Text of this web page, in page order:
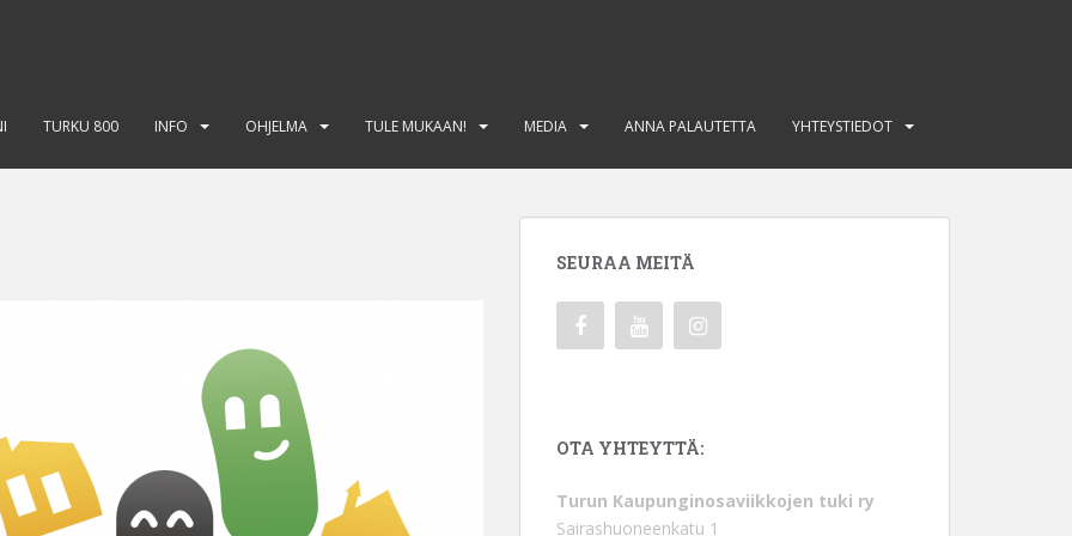
TURKU 800 INFO OHJELMA TULE MUKAAN! MEDIA ANNA PALAUTETTA YHTEYSTIEDOT
SEURAA MEITÄ
OTA YHTEYTTÄ:
Turun Kaupunginosaviikkojen tuki ry
Sairashuoneenkatu 1